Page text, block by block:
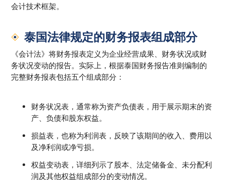
会计技术框架。
泰国法律规定的财务报表组成部分
《会计法》将财务报表定义为企业经营成果、财务状况或财
务状况变动的报告。实际上，根据泰国财务报告准则编制的
完整财务报表包括五个组成部分：
财务状况表，通常称为资产负债表，用于展示期末的资
产、负债和股东权益。
损益表，也称为利润表，反映了该期间的收入、费用以
及净利润或净亏损。
权益变动表，详细列示了股本、法定储备金、未分配利
润及其他权益组成部分的变动情况。